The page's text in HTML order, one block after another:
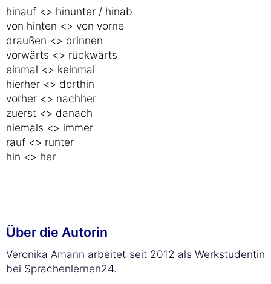
hinauf <> hinunter / hinab
von hinten <> von vorne
draußen <> drinnen
vorwärts <> rückwärts
einmal <> keinmal
hierher <> dorthin
vorher <> nachher
zuerst <> danach
niemals <> immer
rauf <> runter
hin <> her
Über die Autorin
Veronika Amann arbeitet seit 2012 als Werkstudentin
bei Sprachenlernen24.